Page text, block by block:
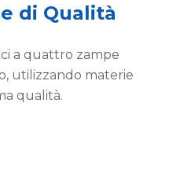
di Qualità
a quattro zampe
utilizzando materie
qualità.